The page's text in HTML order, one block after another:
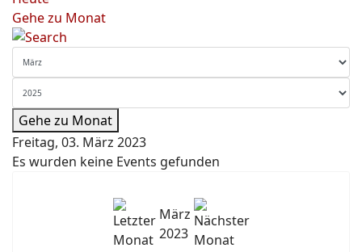
Gehe zu Monat
Gehe zu Monat
Freitag, 03. März 2023
Es wurden keine Events gefunden
März
2023